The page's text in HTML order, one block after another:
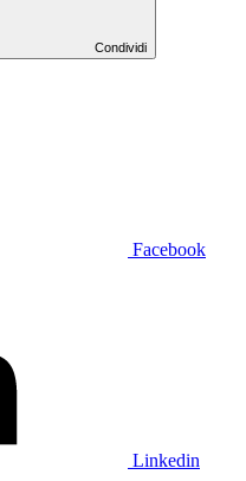
Condividi
Facebook
Linkedin